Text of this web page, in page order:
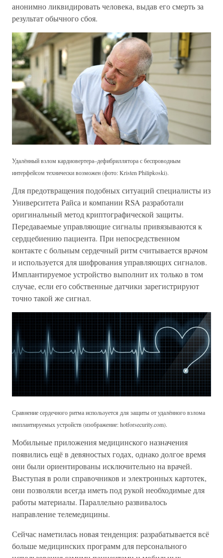
анонимно ликвидировать человека, выдав его смерть за
результат обычного сбоя.
Удалённый взлом кардиовертера–дефибриллятора с беспроводным
интерфейсом технически возможен (фото: Kristen Philipkoski).
Для предотвращения подобных ситуаций специалисты из
Университета Райса и компании RSA разработали
оригинальный метод криптографической защиты.
Передаваемые управляющие сигналы привязываются к
сердцебиению пациента. При непосредственном
контакте с больным сердечный ритм считывается врачом
и используется для шифрования управляющих сигналов.
Имплантируемое устройство выполнит их только в том
случае, если его собственные датчики зарегистрируют
точно такой же сигнал.
Сравнение сердечного ритма используется для защиты от удалённого взлома
имплантируемых устройств (изображение: hotforsecurity.com).
Мобильные приложения медицинского назначения
появились ещё в девяностых годах, однако долгое время
они были ориентированы исключительно на врачей.
Выступая в роли справочников и электронных картотек,
они позволяли всегда иметь под рукой необходимые для
работы материалы. Параллельно развивалось
направление телемедицины.
Сейчас наметилась новая тенденция: разрабатывается всё
больше медицинских программ для персонального